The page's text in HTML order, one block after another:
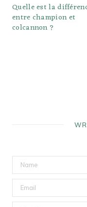
Quelle est la
entre champion et
colcannon ?